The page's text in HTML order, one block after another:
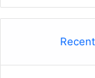
Recent